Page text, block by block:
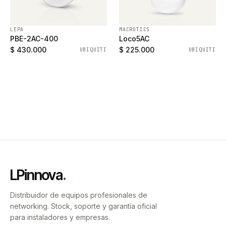
LEPA
PBE-2AC-400
$ 430.000
UBIQUITI
MACROTICS
Loco5AC
$ 225.000
UBIQUITI
LPinnova.
Distribuidor de equipos profesionales de
networking. Stock, soporte y garantía oficial
para instaladores y empresas.